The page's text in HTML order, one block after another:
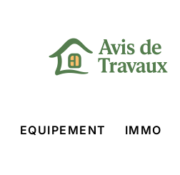
EQUIPEMENT IMMO